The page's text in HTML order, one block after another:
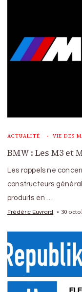
ACTUALITÉ VIE DES
BMW : Les M3 et
Les rappels ne
constructeurs
produits en …
Frédéric Euvrard 30